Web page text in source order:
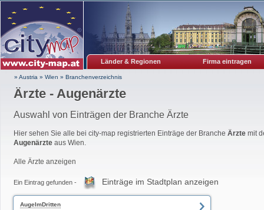
Länder & Regionen Firma eintragen
» Austria » Wien » Branchenverzeichnis
Ärzte - Augenärzte
Auswahl von Einträgen der Branche Ärzte
Hier sehen Sie alle bei city-map registrierten Einträge der Branche Ärzte mit
Augenärzte aus Wien.
Alle Ärzte anzeigen
Ein Eintrag gefunden - Einträge im Stadtplan anzeigen
AugeImDritten